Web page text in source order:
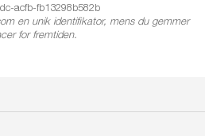
acfb-fb13298b582b
en unik identifikator, mens du gemmer
for fremtiden.